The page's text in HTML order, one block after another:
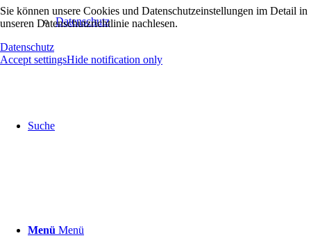
Datenschutz
Suche
Menü Menü
Sie können unsere Cookies und Datenschutzeinstellungen im Detail in
unseren Datenschutzrichtlinie nachlesen.
Datenschutz
Accept settingsHide notification only